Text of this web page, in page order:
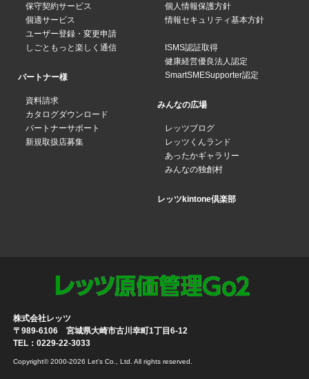
保守契約サービス
個適サービス
ユーザー登録・変更申請
しごともっと楽しく通信
パートナー様
資料請求
カタログダウンロード
パートナーサポート
新規取扱店募集
個人情報保護方針
情報セキュリティ基本方針
ISMS認証取得
健康経営優良法人認定
SmartSMESupporter認定
みんなの広場
レッツブログ
レッツくんランド
あったかギャラリー
みんなの独創村
レッツkintone倶楽部
株式会社レッツ
〒989-6106 宮城県大崎市古川幸町1丁目6-12
TEL：0229-22-3033
Copyright© 2000-2026 Let's Co., Ltd. All rights reserved.